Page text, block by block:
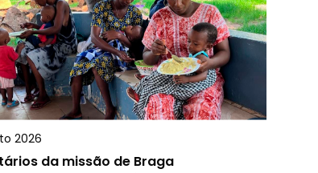
2026
da missão de Braga